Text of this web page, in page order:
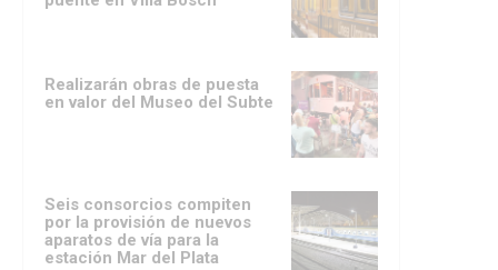
Realizarán obras de puesta
en valor del Museo del Subte
Seis consorcios compiten
por la provisión de nuevos
aparatos de vía para la
estación Mar del Plata